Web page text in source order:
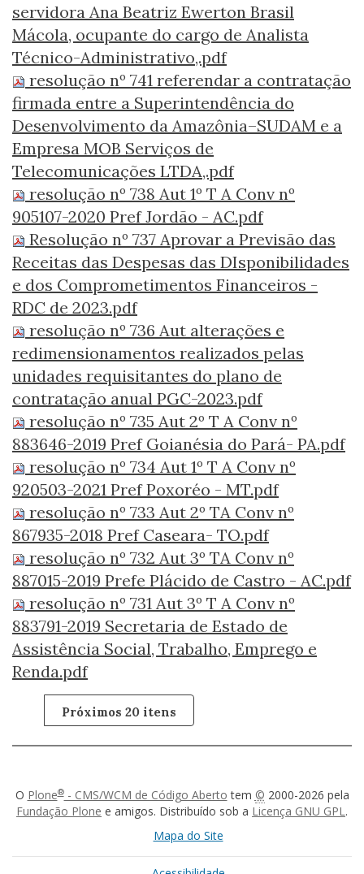
servidora Ana Beatriz Ewerton Brasil
Mácola, ocupante do cargo de Analista
Técnico-Administrativo,.pdf
resolução nº 741 referendar a contratação
firmada entre a Superintendência do
Desenvolvimento da Amazônia–SUDAM e a
Empresa MOB Serviços de
Telecomunicações LTDA,.pdf
resolução nº 738 Aut 1º T A Conv nº
905107-2020 Pref Jordão - AC.pdf
Resolução nº 737 Aprovar a Previsão das
Receitas das Despesas das DIsponibilidades
e dos Comprometimentos Financeiros -
RDC de 2023.pdf
resolução nº 736 Aut alterações e
redimensionamentos realizados pelas
unidades requisitantes do plano de
contratação anual PGC-2023.pdf
resolução nº 735 Aut 2º T A Conv nº
883646-2019 Pref Goianésia do Pará- PA.pdf
resolução nº 734 Aut 1º T A Conv nº
920503-2021 Pref Poxoréo - MT.pdf
resolução nº 733 Aut 2º TA Conv nº
867935-2018 Pref Caseara- TO.pdf
resolução nº 732 Aut 3º TA Conv nº
887015-2019 Prefe Plácido de Castro - AC.pdf
resolução nº 731 Aut 3º T A Conv nº
883791-2019 Secretaria de Estado de
Assistência Social, Trabalho, Emprego e
Renda.pdf
Próximos 20 itens
O Plone®- CMS/WCM de Código Aberto tem © 2000-2026 pela
Fundação Plone e amigos. Distribuído sob a Licença GNU GPL.
Mapa do Site